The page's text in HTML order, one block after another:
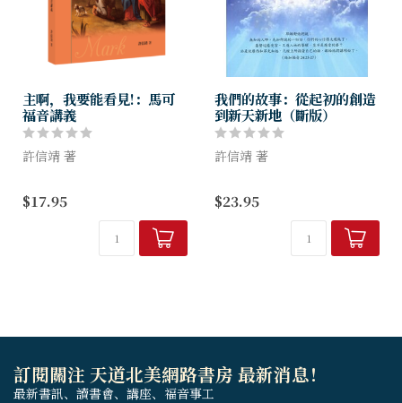
主啊，我要能看見!：馬可
福音講義
許信靖 著
地害怕？因為那平息風浪的比
風浪更大。人無法控制風浪，
而耶穌超越風浪的能力更是人
所無法控制，然而兩者之間有
$17.95
我們的故事：從起初的創造
到新天新地（斷版）
許信靖 著
構，在上帝創造與救贖的大故
事裡，明白每一個小故事的意
義，清楚認識上帝在基督耶穌
身上所實現的救恩，知道成為
$23.95
訂閱關注 天道北美網路書房 最新消息！
最新書訊、讀書會、講座、福音事工